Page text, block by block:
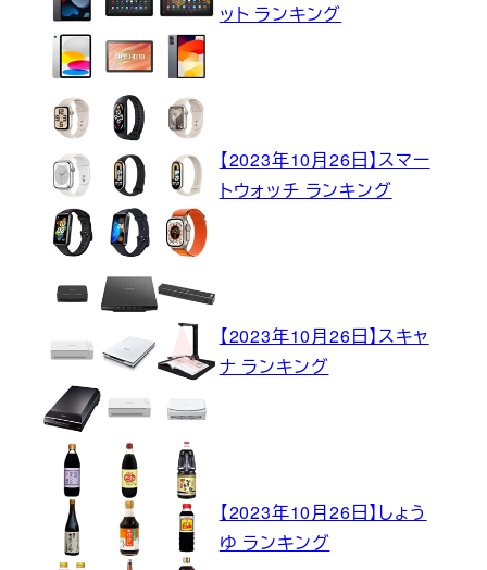
ット ランキング
【2023年10月26日】スマー
トウォッチ ランキング
【2023年10月26日】スキャ
ナ ランキング
【2023年10月26日】しょう
ゆ ランキング